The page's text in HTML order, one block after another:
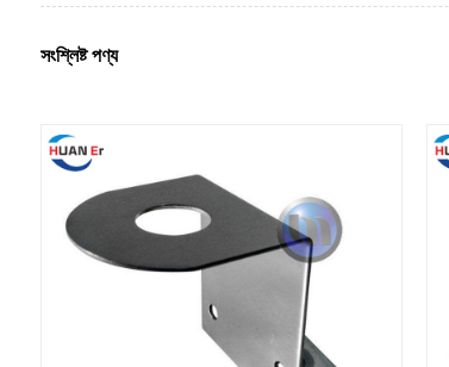
সংশ্লিষ্ট পণ্য